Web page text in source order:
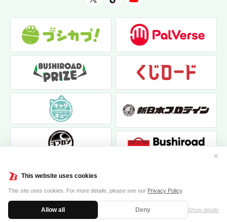
This website uses cookies
This site uses cookies. For more details, please see our Privacy Policy.
Allow all Deny Show details
✕